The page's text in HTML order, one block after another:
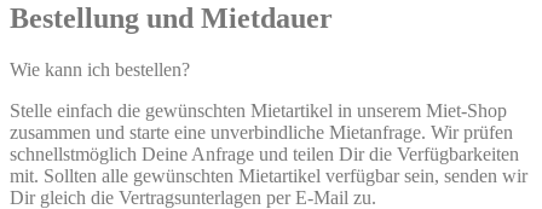
Bestellung und Mietdauer
Wie kann ich bestellen?
Stelle einfach die gewünschten Mietartikel in unserem Miet-Shop
zusammen und starte eine unverbindliche Mietanfrage. Wir prüfen
schnellstmöglich Deine Anfrage und teilen Dir die Verfügbarkeiten
mit. Sollten alle gewünschten Mietartikel verfügbar sein, senden wir
Dir gleich die Vertragsunterlagen per E-Mail zu.